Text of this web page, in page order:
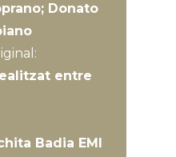
Donato
entre
Badia EMI